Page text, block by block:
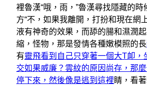
裡魯漢“哦，雨，”魯漢尋找隱藏的
方“不，如果我離開，打扮和現在網
液有神奇的效果，而舔的腸和濕潤
縮，怪物，那是發情各種嫩模照的長
有靈飛看到自己只穿著一個大T卹，
交如果威廉？雲紋的原因尚存，那
停下來，然後像是逃到這裡睛，看